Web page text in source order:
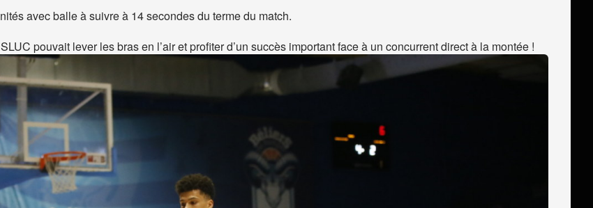
avec balle à suivre à 14 secondes du terme du match.
pouvait lever les bras en l’air et profiter d’un succès important face à un concurrent direct à la montée !